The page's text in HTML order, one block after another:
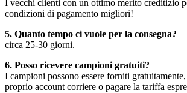
I vecchi clienti con un ottimo merito creditizio
condizioni di pagamento migliori!
5. Quanto tempo ci vuole per la consegna?
circa 25-30 giorni.
6. Posso ricevere campioni gratuiti?
I campioni possono essere forniti
proprio account corriere o pagare la tariffa